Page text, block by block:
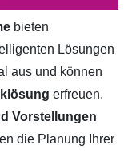
bieten
Lösungen
aus und können
erfreuen.
Vorstellungen
die Planung Ihrer